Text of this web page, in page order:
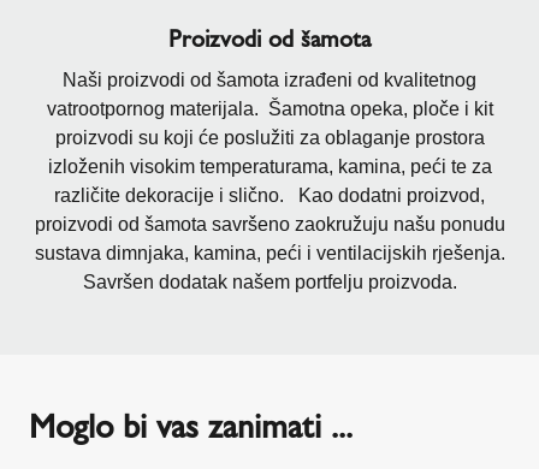
Proizvodi od šamota
Naši proizvodi od šamota izrađeni od kvalitetnog
vatrootpornog materijala. Šamotna opeka, ploče i kit
proizvodi su koji će poslužiti za oblaganje prostora
izloženih visokim temperaturama, kamina, peći te za
različite dekoracije i slično. Kao dodatni proizvod,
proizvodi od šamota savršeno zaokružuju našu ponudu
sustava dimnjaka, kamina, peći i ventilacijskih rješenja.
Savršen dodatak našem portfelju proizvoda.
Moglo bi vas zanimati ...